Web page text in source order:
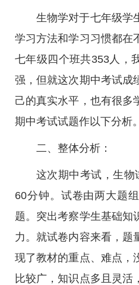
生物学对于七年级学
学习方法和学习习惯都在
七年级四个班共353人，
强，但就这次期中考试成
己的真实水平，也有很多
期中考试试题作以下分析。
二、整体分析：
这次期中考试，生物
60分钟。试卷由两大题
题。突出考察学生基础知
力。就试卷内容来看，题
现了教材的重点、难点，
比较广，知识点多且灵活